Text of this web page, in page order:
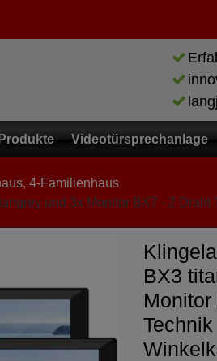
Videotürsprechanlage
4-Familienhaus
und 3x Monitor BX7 - 2 Draht
BX3